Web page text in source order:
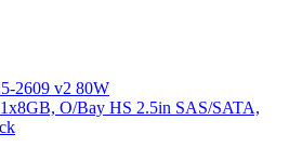
2609 v2 80W
O/Bay HS 2.5in SAS/SATA,